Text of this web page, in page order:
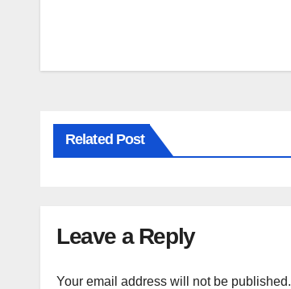
Related Post
Leave a Reply
Your email address will not be published.